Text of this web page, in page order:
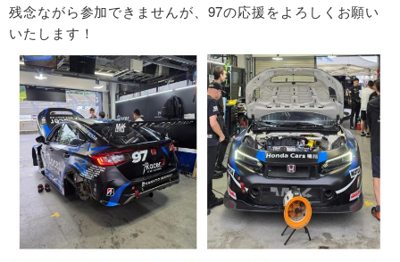
残念ながら参加できませんが、97の応援をよろしくお願い
いたします！